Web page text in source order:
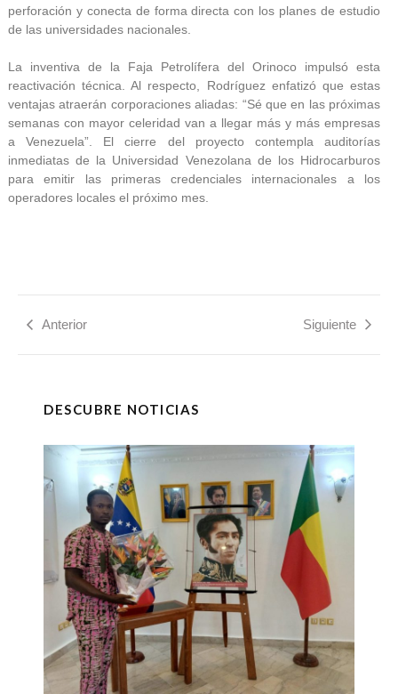
perforación y conecta de forma directa con los planes de estudio
de las universidades nacionales.
La inventiva de la Faja Petrolífera del Orinoco impulsó esta
reactivación técnica. Al respecto, Rodríguez enfatizó que estas
ventajas atraerán corporaciones aliadas: “Sé que en las próximas
semanas con mayor celeridad van a llegar más y más empresas
a Venezuela”. El cierre del proyecto contempla auditorías
inmediatas de la Universidad Venezolana de los Hidrocarburos
para emitir las primeras credenciales internacionales a los
operadores locales el próximo mes.
Anterior Siguiente
DESCUBRE NOTICIAS